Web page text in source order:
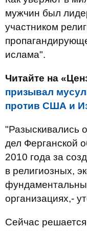
мужчин был
участником
ислама".
Читайте на
призывал
против США и
"Разыскивались
дел Ферганской
2010 года за
в религиозных,
организациях,-
Сейчас